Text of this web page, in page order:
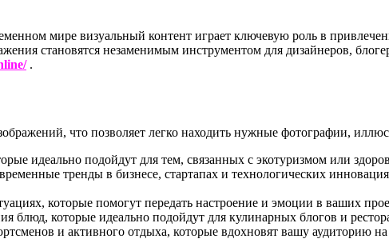
мире визуальный контент играет ключевую роль в
становятся незаменимым инструментом для дизайнеров,
.
что позволяет легко находить нужные фотографии,
идеально подойдут для тем, связанных с экотуризмом или
тренды в бизнесе, стартапах и технологических
которые помогут передать настроение и эмоции в ваших
блюд, которые идеально подойдут для кулинарных блогов и
и активного отдыха, которые вдохновят вашу аудиторию на